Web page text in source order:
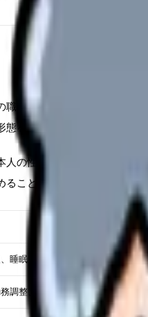
場でも同じ条件にぶつか
を変える、相談先を変え
の性格だけで起きるもの
ことではなく、悩みを条件
睡眠・食欲
調整、休職、業務分担の見直しが